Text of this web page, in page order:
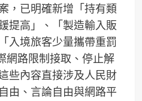
，已明確新增「持有類
提高」、「製造輸入販
入境旅客少量攜帶重罰
網路限制接取、停止解
些內容直接涉及人民財
由、言論自由與網路平